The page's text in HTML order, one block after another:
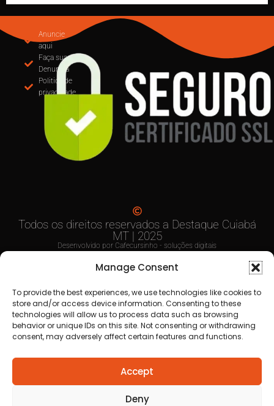
Manage Consent
To provide the best experiences, we use technologies like cookies to
store and/or access device information. Consenting to these
technologies will allow us to process data such as browsing
behavior or unique IDs on this site. Not consenting or withdrawing
consent, may adversely affect certain features and functions.
Accept
Deny
MUDANÇA NA EMISSÃO DE NOTAS:
OBRIGA USO DO EMISSOR NACIONAL
PARTIR DE SETEMBRO
privacidade
Todos os direitos reservados a Destaque Cuiabá
MT | 2025